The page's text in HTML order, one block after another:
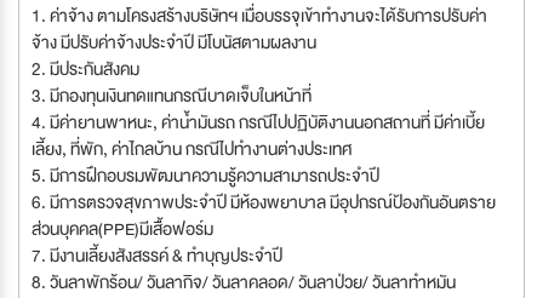
1. ค่าจ้าง ตามโครงสร้างบริษัทฯ เมื่อบรรจุเข้าทำงานจะได้รับการปรับค่า
จ้าง มีปรับค่าจ้างประจำปี มีโบนัสตามผลงาน
2. มีประกันสังคม
3. มีกองทุนเงินทดแทนกรณีบาดเจ็บในหน้าที่
4. มีค่ายานพาหนะ, ค่าน้ำมันรถ กรณีไปปฏิบัติงานนอกสถานที่ มีค่าเบี้ย
เลี้ยง, ที่พัก, ค่าไกลบ้าน กรณีไปทำงานต่างประเทศ
5. มีการฝึกอบรมพัฒนาความรู้ความสามารถประจำปี
6. มีการตรวจสุขภาพประจำปี มีห้องพยาบาล มีอุปกรณ์ป้องกันอันตราย
ส่วนบุคคล(PPE)มีเสื้อฟอร์ม
7. มีงานเลี้ยงสังสรรค์ & ทำบุญประจำปี
8. วันลาพักร้อน/ วันลากิจ/ วันลาคลอด/ วันลาป่วย/ วันลาทำหมัน